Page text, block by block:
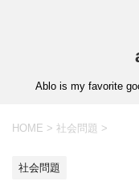
Ablo is my favorite
HOME > 社会問題 >
社会問題